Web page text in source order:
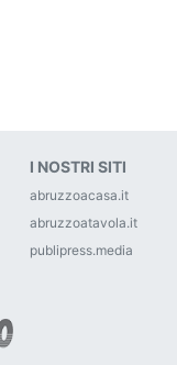
I NOSTRI SITI
abruzzoacasa.it
abruzzoatavola.it
publipress.media